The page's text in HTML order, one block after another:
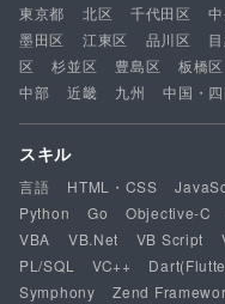
東京都
北区 千代田区
墨田区
江東区 品川区
区
杉並区 豊島区 板橋区
中部
近畿 九州 中国・
スキル
言語 HTML・CSS
Python
Go Objective-C
VBA
VB.Net VB Script
PL/SQL
VC++
Symphony
Zend